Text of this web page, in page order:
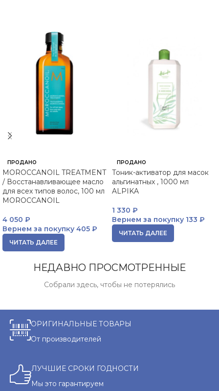
ПРОДАНО
MOROCCANOIL TREATMENT
/ Восстанавливающее масло
для всех типов волос, 100 мл
MOROCCANOIL
4 050 ₽
Вернем за покупку 405 ₽
ЧИТАТЬ ДАЛЕЕ
ПРОДАНО
Тоник-активатор для масок
альгинатных , 1000 мл
ALPIKA
1 330 ₽
Вернем за покупку 133 ₽
ЧИТАТЬ ДАЛЕЕ
НЕДАВНО ПРОСМОТРЕННЫЕ
Собрали здесь, чтобы не потерялись
ОРИГИНАЛЬНЫЕ ТОВАРЫ
От производителей
ЛУЧШИЕ СРОКИ ГОДНОСТИ
Мы это гарантируем